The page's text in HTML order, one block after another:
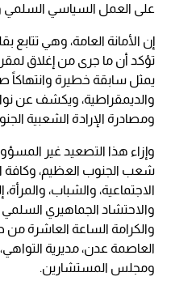
على العمل السياسي السلمي
إن الأمانة العامة، وهي تتابع
تؤكد أن ما جرى من إغلاق
يمثل سابقة خطيرة وانتهاكاً
والديمقراطية، ويكشف عن
ومصادرة الإرادة الشعبية
وإزاء هذا التصعيد غير
شعب الجنوب العظيم، وكافة
الاجتماعية، والشباب،
والاحتشاد الجماهيري
العاصمة عدن، مديرية
ومجلس المستشارين.